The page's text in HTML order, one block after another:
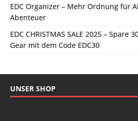
EDC Organizer – Mehr Ordnung für
Abenteuer
EDC CHRISTMAS SALE 2025 – Spare
Gear mit dem Code EDC30
UNSER SHOP